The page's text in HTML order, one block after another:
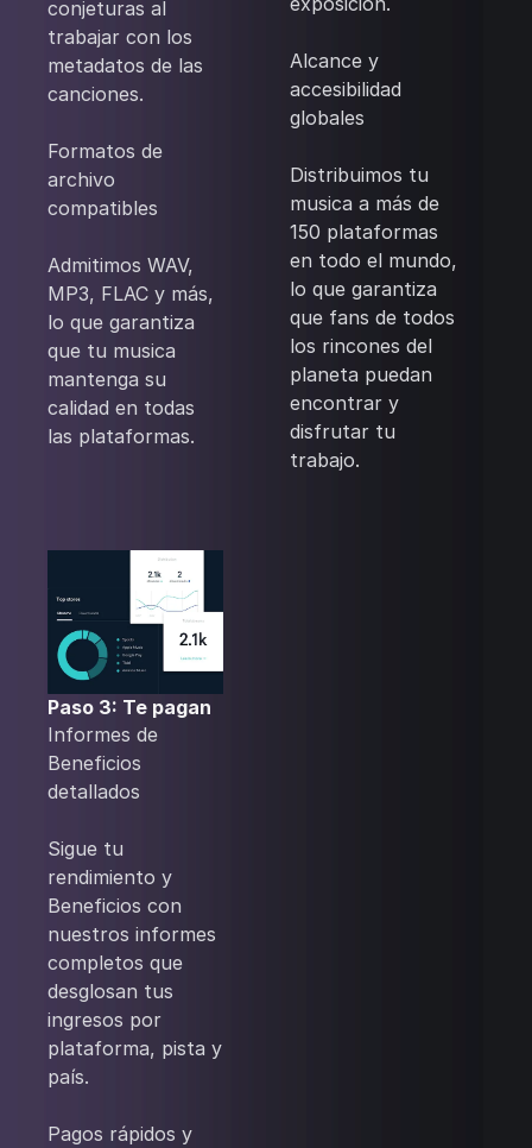
conjeturas al
trabajar con los
metadatos de las
canciones.
Formatos de
archivo
compatibles
Admitimos WAV,
MP3, FLAC y más,
lo que garantiza
que tu musica
mantenga su
calidad en todas
las plataformas.
‍Alcance y
accesibilidad
globales
‍Distribuimos tu
musica a más de
150 plataformas
en todo el mundo,
lo que garantiza
que fans de todos
los rincones del
planeta puedan
encontrar y
disfrutar tu
trabajo.
Paso 3: Te pagan
Informes de
Beneficios
detallados
‍Sigue tu
rendimiento y
Beneficios con
nuestros informes
completos que
desglosan tus
ingresos por
plataforma, pista y
país.
‍Pagos rápidos y